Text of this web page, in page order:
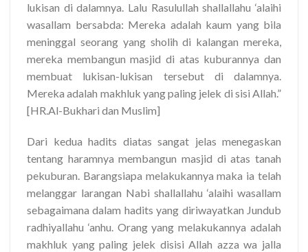
lukisan di dalamnya. Lalu Rasulullah shallallahu ‘alaihi
wasallam bersabda: Mereka adalah kaum yang bila
meninggal seorang yang sholih di kalangan mereka,
mereka membangun masjid di atas kuburannya dan
membuat lukisan-lukisan tersebut di dalamnya.
Mereka adalah makhluk yang paling jelek di sisi Allah.”
[HR.Al-Bukhari dan Muslim]
Dari kedua hadits diatas sangat jelas menegaskan
tentang haramnya membangun masjid di atas tanah
pekuburan. Barangsiapa melakukannya maka ia telah
melanggar larangan Nabi shallallahu ‘alaihi wasallam
sebagaimana dalam hadits yang diriwayatkan Jundub
radhiyallahu ‘anhu. Orang yang melakukannya adalah
makhluk yang paling jelek disisi Allah azza wa jalla